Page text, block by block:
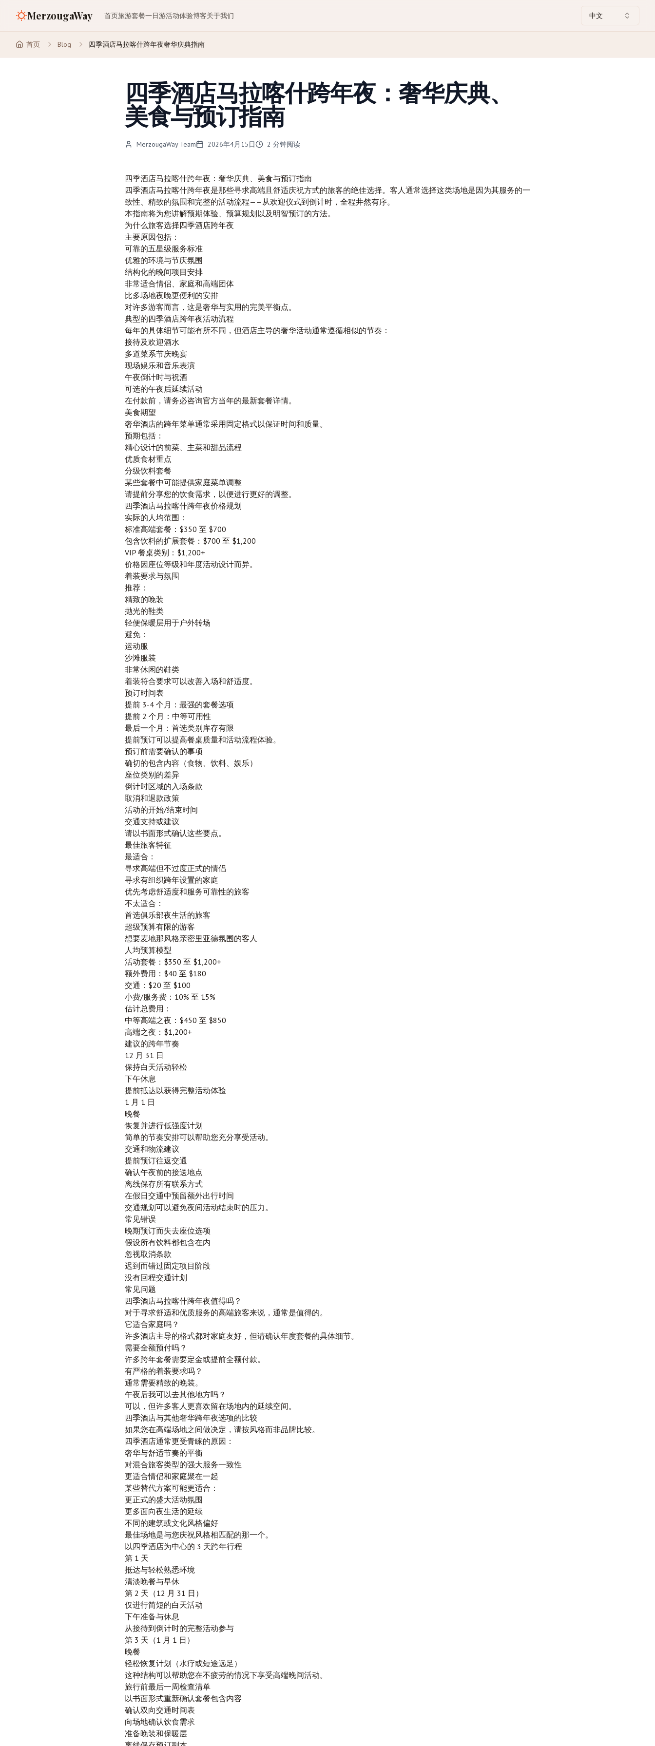
MerzougaWay 首页旅游套餐一日游活动体验博客关于我们 中文
首页 Blog 四季酒店马拉喀什跨年夜奢华庆典指南
四季酒店马拉喀什跨年夜：奢华庆典、
美食与预订指南
MerzougaWay Team 2026年4月15日 2 分钟阅读
四季酒店马拉喀什跨年夜：奢华庆典、美食与预订指南
四季酒店马拉喀什跨年夜是那些寻求高端且舒适庆祝方式的旅客的绝佳选择。客人通常选择这类场地是因为其服务的一
致性、精致的氛围和完整的活动流程——从欢迎仪式到倒计时，全程井然有序。
本指南将为您讲解预期体验、预算规划以及明智预订的方法。
为什么旅客选择四季酒店跨年夜
主要原因包括：
可靠的五星级服务标准
优雅的环境与节庆氛围
结构化的晚间项目安排
非常适合情侣、家庭和高端团体
比多场地夜晚更便利的安排
对许多游客而言，这是奢华与实用的完美平衡点。
典型的四季酒店跨年夜活动流程
每年的具体细节可能有所不同，但酒店主导的奢华活动通常遵循相似的节奏：
接待及欢迎酒水
多道菜系节庆晚宴
现场娱乐和音乐表演
午夜倒计时与祝酒
可选的午夜后延续活动
在付款前，请务必咨询官方当年的最新套餐详情。
美食期望
奢华酒店的跨年菜单通常采用固定格式以保证时间和质量。
预期包括：
精心设计的前菜、主菜和甜品流程
优质食材重点
分级饮料套餐
某些套餐中可能提供家庭菜单调整
请提前分享您的饮食需求，以便进行更好的调整。
四季酒店马拉喀什跨年夜价格规划
实际的人均范围：
标准高端套餐：$350 至 $700
包含饮料的扩展套餐：$700 至 $1,200
VIP 餐桌类别：$1,200+
价格因座位等级和年度活动设计而异。
着装要求与氛围
推荐：
精致的晚装
抛光的鞋类
轻便保暖层用于户外转场
避免：
运动服
沙滩服装
非常休闲的鞋类
着装符合要求可以改善入场和舒适度。
预订时间表
提前 3-4 个月：最强的套餐选项
提前 2 个月：中等可用性
最后一个月：首选类别库存有限
提前预订可以提高餐桌质量和活动流程体验。
预订前需要确认的事项
确切的包含内容（食物、饮料、娱乐）
座位类别的差异
倒计时区域的入场条款
取消和退款政策
活动的开始/结束时间
交通支持或建议
请以书面形式确认这些要点。
最佳旅客特征
最适合：
寻求高端但不过度正式的情侣
寻求有组织跨年设置的家庭
优先考虑舒适度和服务可靠性的旅客
不太适合：
首选俱乐部夜生活的旅客
超级预算有限的游客
想要麦地那风格亲密里亚德氛围的客人
人均预算模型
活动套餐：$350 至 $1,200+
额外费用：$40 至 $180
交通：$20 至 $100
小费/服务费：10% 至 15%
估计总费用：
中等高端之夜：$450 至 $850
高端之夜：$1,200+
建议的跨年节奏
12 月 31 日
保持白天活动轻松
下午休息
提前抵达以获得完整活动体验
1 月 1 日
晚餐
恢复并进行低强度计划
简单的节奏安排可以帮助您充分享受活动。
交通和物流建议
提前预订往返交通
确认午夜前的接送地点
离线保存所有联系方式
在假日交通中预留额外出行时间
交通规划可以避免夜间活动结束时的压力。
常见错误
晚期预订而失去座位选项
假设所有饮料都包含在内
忽视取消条款
迟到而错过固定项目阶段
没有回程交通计划
常见问题
四季酒店马拉喀什跨年夜值得吗？
对于寻求舒适和优质服务的高端旅客来说，通常是值得的。
它适合家庭吗？
许多酒店主导的格式都对家庭友好，但请确认年度套餐的具体细节。
需要全额预付吗？
许多跨年套餐需要定金或提前全额付款。
有严格的着装要求吗？
通常需要精致的晚装。
午夜后我可以去其他地方吗？
可以，但许多客人更喜欢留在场地内的延续空间。
四季酒店与其他奢华跨年夜选项的比较
如果您在高端场地之间做决定，请按风格而非品牌比较。
四季酒店通常更受青睐的原因：
奢华与舒适节奏的平衡
对混合旅客类型的强大服务一致性
更适合情侣和家庭聚在一起
某些替代方案可能更适合：
更正式的盛大活动氛围
更多面向夜生活的延续
不同的建筑或文化风格偏好
最佳场地是与您庆祝风格相匹配的那一个。
以四季酒店为中心的 3 天跨年行程
第 1 天
抵达与轻松熟悉环境
清淡晚餐与早休
第 2 天（12 月 31 日）
仅进行简短的白天活动
下午准备与休息
从接待到倒计时的完整活动参与
第 3 天（1 月 1 日）
晚餐
轻松恢复计划（水疗或短途远足）
这种结构可以帮助您在不疲劳的情况下享受高端晚间活动。
旅行前最后一周检查清单
以书面形式重新确认套餐包含内容
确认双向交通时间表
向场地确认饮食需求
准备晚装和保暖层